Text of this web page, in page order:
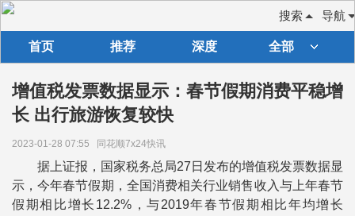
导航
搜索
首页 推荐 深度 全部
增值税发票数据显示：春节假期消费平稳增
长 出行旅游恢复较快
2023-01-28 07:55 同花顺7x24快讯
据上证报，国家税务总局27日发布的增值税发票数据显
示，今年春节假期，全国消费相关行业销售收入与上年春节
假期相比增长12.2%，与2019年春节假期相比年均增长